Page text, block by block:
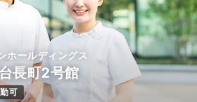
ホールディングス
長町2号館
可